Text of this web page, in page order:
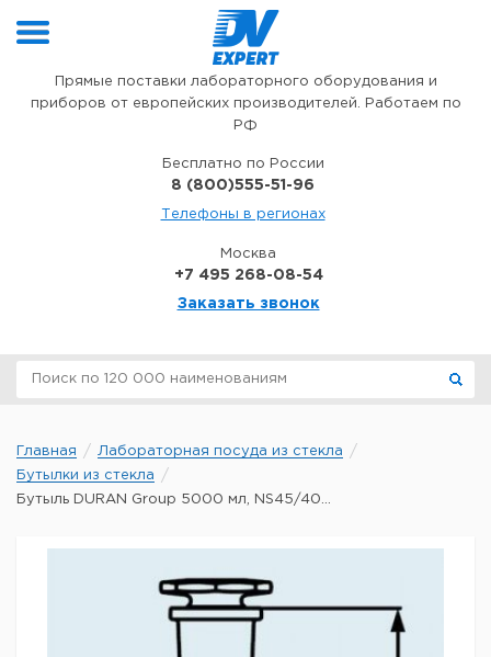
Прямые поставки лабораторного оборудования и
приборов от европейских производителей. Работаем по
РФ
Бесплатно по России
8 (800)555-51-96
Телефоны в регионах
Москва
+7 495 268-08-54
Заказать звонок
Главная
Лабораторная посуда из стекла
Бутылки из стекла
Бутыль DURAN Group 5000 мл, NS45/40...